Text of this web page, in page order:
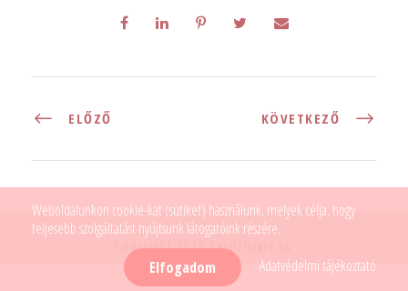
ELŐZŐ KÖVETKEZŐ
Copyright 2020 Fertilityart.hu
Weboldalunkon cookie-kat (sütiket) használunk, melyek célja, hogy
teljesebb szolgáltatást nyújtsunk látogatóink részére.
Elfogadom
Adatvédelmi tájékoztató